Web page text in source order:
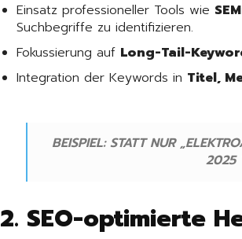
Einsatz professioneller Tools wie
Suchbegriffe zu identifizieren.
Fokussierung auf Long-Tail-
Integration der Keywords in Titel,
BEISPIEL: STATT NUR
2025
2. SEO-optimierte